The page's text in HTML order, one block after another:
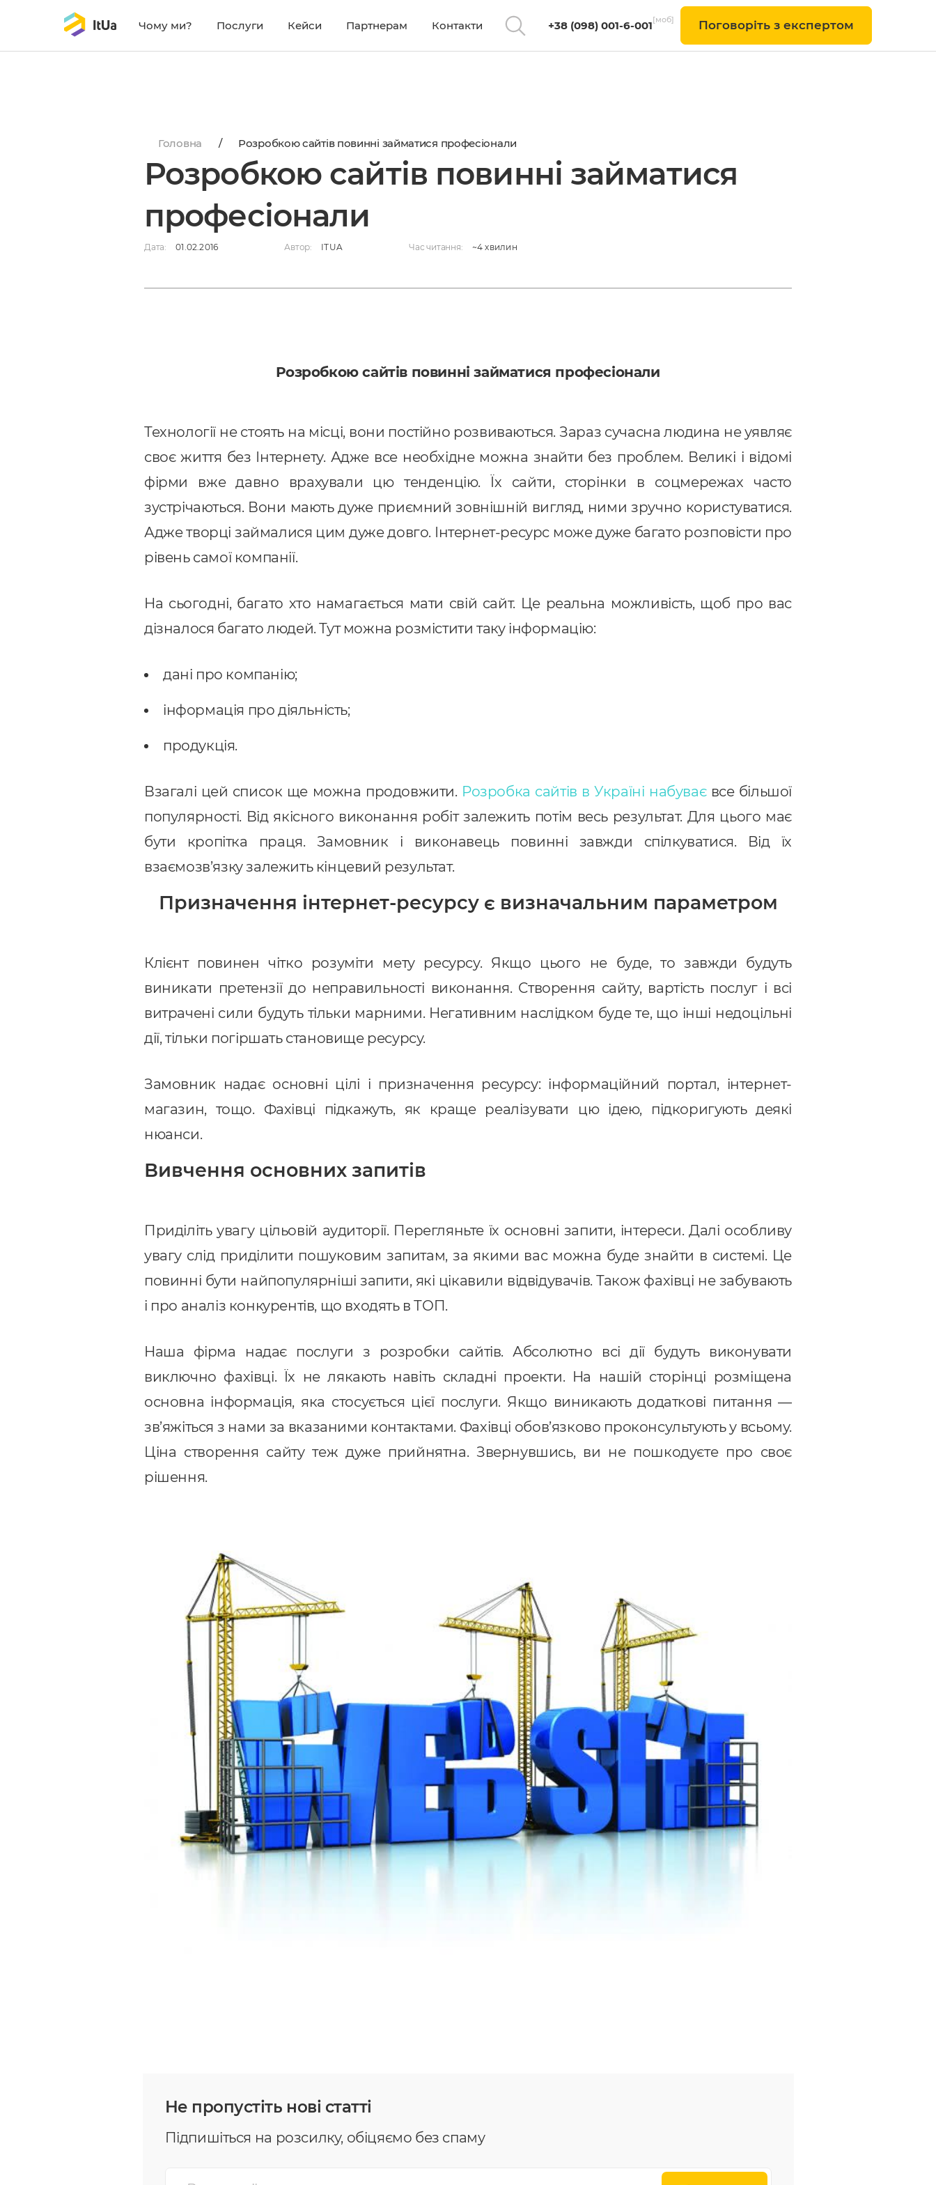
Чому ми? Послуги Кейси Партнерам Контакти +38 (098) 001-6-001[моб] Поговоріть з експертом
Головна / Розробкою сайтів повинні займатися професіонали
Розробкою сайтів повинні займатися
професіонали
Дата: 01.02.2016 Автор: ITUA Час читання: ~4 хвилин
Розробкою сайтів повинні займатися професіонали
Технології не стоять на місці, вони постійно розвиваються. Зараз сучасна людина не уявляє
своє життя без Інтернету. Адже все необхідне можна знайти без проблем. Великі і відомі
фірми вже давно врахували цю тенденцію. Їх сайти, сторінки в соцмережах часто
зустрічаються. Вони мають дуже приємний зовнішній вигляд, ними зручно користуватися.
Адже творці займалися цим дуже довго. Інтернет-ресурс може дуже багато розповісти про
рівень самої компанії.
На сьогодні, багато хто намагається мати свій сайт. Це реальна можливість, щоб про вас
дізналося багато людей. Тут можна розмістити таку інформацію:
дані про компанію;
інформація про діяльність;
продукція.
Взагалі цей список ще можна продовжити. Розробка сайтів в Україні набуває все більшої
популярності. Від якісного виконання робіт залежить потім весь результат. Для цього має
бути кропітка праця. Замовник і виконавець повинні завжди спілкуватися. Від їх
взаємозв’язку залежить кінцевий результат.
Призначення інтернет-ресурсу є визначальним параметром
Клієнт повинен чітко розуміти мету ресурсу. Якщо цього не буде, то завжди будуть
виникати претензії до неправильності виконання. Створення сайту, вартість послуг і всі
витрачені сили будуть тільки марними. Негативним наслідком буде те, що інші недоцільні
дії, тільки погіршать становище ресурсу.
Замовник надає основні цілі і призначення ресурсу: інформаційний портал, інтернет-
магазин, тощо. Фахівці підкажуть, як краще реалізувати цю ідею, підкоригують деякі
нюанси.
Вивчення основних запитів
Приділіть увагу цільовій аудиторії. Перегляньте їх основні запити, інтереси. Далі особливу
увагу слід приділити пошуковим запитам, за якими вас можна буде знайти в системі. Це
повинні бути найпопулярніші запити, які цікавили відвідувачів. Також фахівці не забувають
і про аналіз конкурентів, що входять в ТОП.
Наша фірма надає послуги з розробки сайтів. Абсолютно всі дії будуть виконувати
виключно фахівці. Їх не лякають навіть складні проекти. На нашій сторінці розміщена
основна інформація, яка стосується цієї послуги. Якщо виникають додаткові питання —
зв’яжіться з нами за вказаними контактами. Фахівці обов’язково проконсультують у всьому.
Ціна створення сайту теж дуже прийнятна. Звернувшись, ви не пошкодуєте про своє
рішення.
Не пропустіть нові статті
Підпишіться на розсилку, обіцяємо без спаму